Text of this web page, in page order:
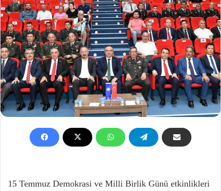
15 Temmuz Demokrasi ve Milli Birlik Günü etkinlikleri